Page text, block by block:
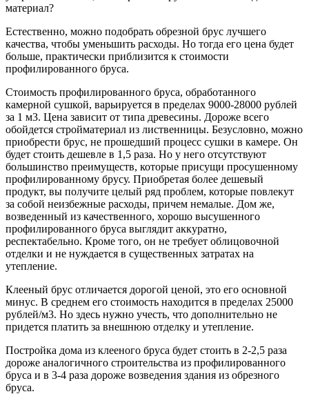
материал?
Естественно, можно подобрать обрезной брус лучшего
качества, чтобы уменьшить расходы. Но тогда его цена будет
больше, практически приблизится к стоимости
профилированного бруса.
Стоимость профилированного бруса, обработанного
камерной сушкой, варьируется в пределах 9000-28000 рублей
за 1 м3. Цена зависит от типа древесины. Дороже всего
обойдется стройматериал из лиственницы. Безусловно, можно
приобрести брус, не прошедший процесс сушки в камере. Он
будет стоить дешевле в 1,5 раза. Но у него отсутствуют
большинство преимуществ, которые присущи просушенному
профилированному брусу. Приобретая более дешевый
продукт, вы получите целый ряд проблем, которые повлекут
за собой неизбежные расходы, причем немалые. Дом же,
возведенный из качественного, хорошо высушенного
профилированного бруса выглядит аккуратно,
респектабельно. Кроме того, он не требует облицовочной
отделки и не нуждается в существенных затратах на
утепление.
Клееный брус отличается дорогой ценой, это его основной
минус. В среднем его стоимость находится в пределах 25000
рублей/м3. Но здесь нужно учесть, что дополнительно не
придется платить за внешнюю отделку и утепление.
Постройка дома из клееного бруса будет стоить в 2-2,5 раза
дороже аналогичного строительства из профилированного
бруса и в 3-4 раза дороже возведения здания из обрезного
бруса.